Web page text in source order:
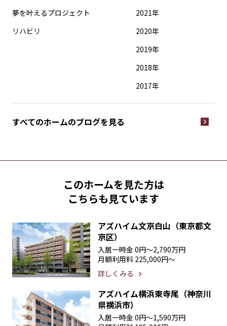
夢を叶えるプロジェクト
リハビリ
2021年
2020年
2019年
2018年
2017年
すべてのホームのブログを見る
このホームを見た方は
こちらも見ています
アズハイム文京白山（東京都文
京区）
入居一時金 0円〜2,790万円
月額利用料 225,000円〜
詳しくみる
アズハイム横浜東寺尾（神奈川
県横浜市）
入居一時金 0円〜1,590万円